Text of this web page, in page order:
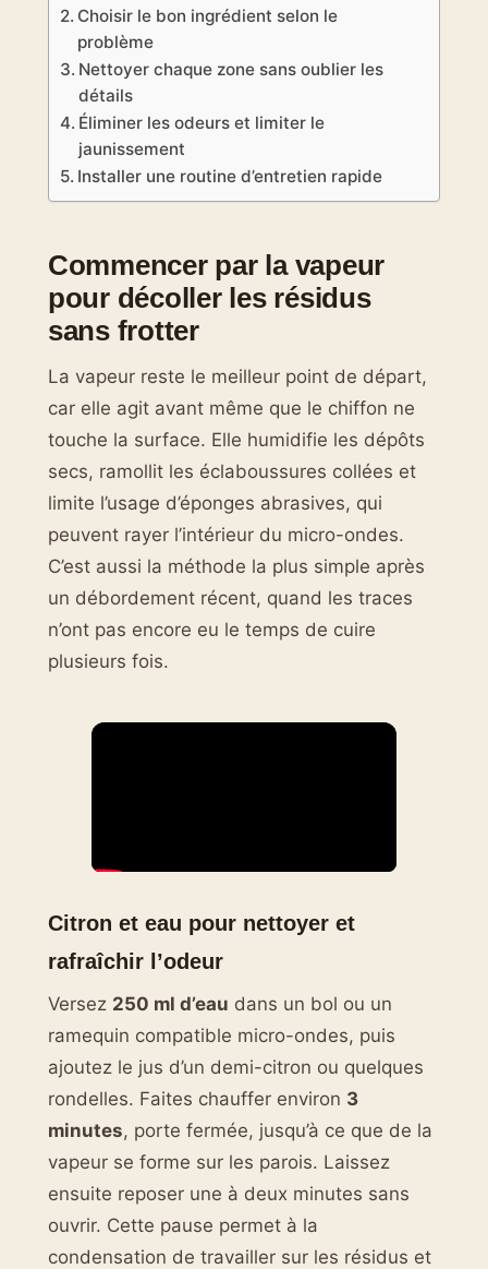
Choisir le bon ingrédient selon le
problème
Nettoyer chaque zone sans oublier les
détails
Éliminer les odeurs et limiter le
jaunissement
Installer une routine d’entretien rapide
Commencer par la vapeur
pour décoller les résidus
sans frotter
La vapeur reste le meilleur point de départ,
car elle agit avant même que le chiffon ne
touche la surface. Elle humidifie les dépôts
secs, ramollit les éclaboussures collées et
limite l’usage d’éponges abrasives, qui
peuvent rayer l’intérieur du micro-ondes.
C’est aussi la méthode la plus simple après
un débordement récent, quand les traces
n’ont pas encore eu le temps de cuire
plusieurs fois.
Citron et eau pour nettoyer et
rafraîchir l’odeur
Versez 250 ml d’eau dans un bol ou un
ramequin compatible micro-ondes, puis
ajoutez le jus d’un demi-citron ou quelques
rondelles. Faites chauffer environ 3
minutes, porte fermée, jusqu’à ce que de la
vapeur se forme sur les parois. Laissez
ensuite reposer une à deux minutes sans
ouvrir. Cette pause permet à la
condensation de travailler sur les résidus et